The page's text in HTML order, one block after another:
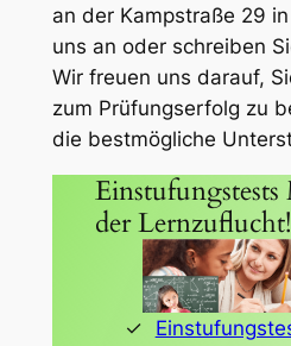
an der Kampstraße 29
uns an oder schreiben
Wir freuen uns darauf,
zum Prüfungserfolg zu
die bestmögliche
Einstufungstests
der Lernzuflucht!